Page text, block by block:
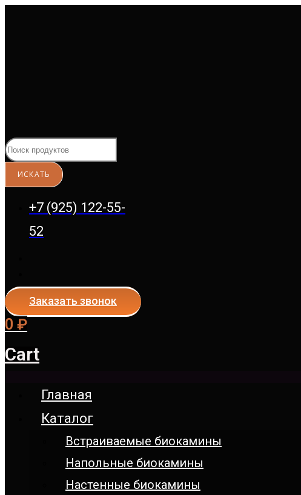
+7 (925) 122-55-
52
Заказать звонок
0 ₽
Cart
Главная
Каталог
Встраиваемые биокамины
Напольные биокамины
Настенные биокамины